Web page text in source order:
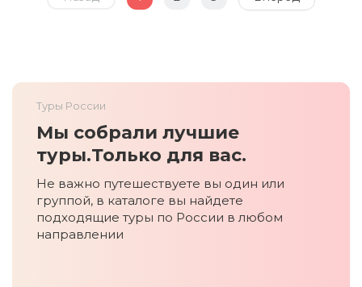
Туры России
Мы собрали лучшие
туры.Только для вас.
Не важно путешествуете вы один или
группой, в каталоге вы найдете
подходящие туры по России в любом
направлении